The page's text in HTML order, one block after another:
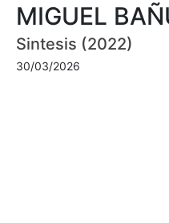
MIGUEL
Sintesis (2022)
30/03/2026